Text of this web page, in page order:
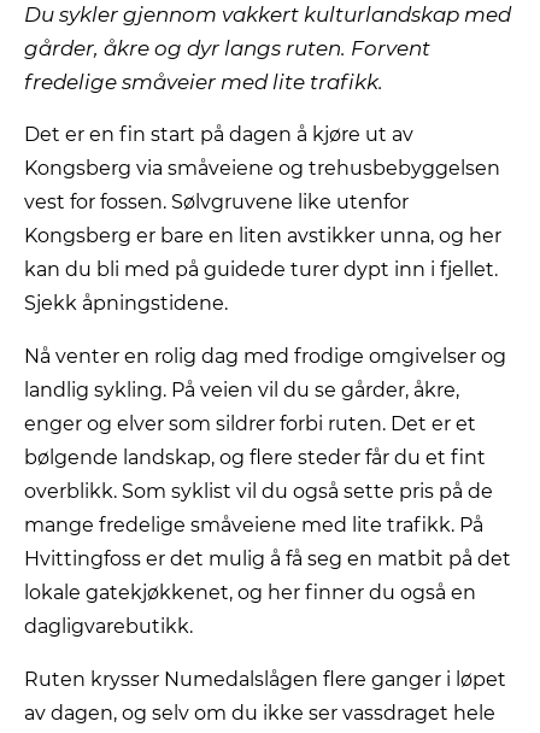
Du sykler gjennom vakkert kulturlandskap med
gårder, åkre og dyr langs ruten. Forvent
fredelige småveier med lite trafikk.
Det er en fin start på dagen å kjøre ut av
Kongsberg via småveiene og trehusbebyggelsen
vest for fossen. Sølvgruvene like utenfor
Kongsberg er bare en liten avstikker unna, og her
kan du bli med på guidede turer dypt inn i fjellet.
Sjekk åpningstidene.
Nå venter en rolig dag med frodige omgivelser og
landlig sykling. På veien vil du se gårder, åkre,
enger og elver som sildrer forbi ruten. Det er et
bølgende landskap, og flere steder får du et fint
overblikk. Som syklist vil du også sette pris på de
mange fredelige småveiene med lite trafikk. På
Hvittingfoss er det mulig å få seg en matbit på det
lokale gatekjøkkenet, og her finner du også en
dagligvarebutikk.
Ruten krysser Numedalslågen flere ganger i løpet
av dagen, og selv om du ikke ser vassdraget hele